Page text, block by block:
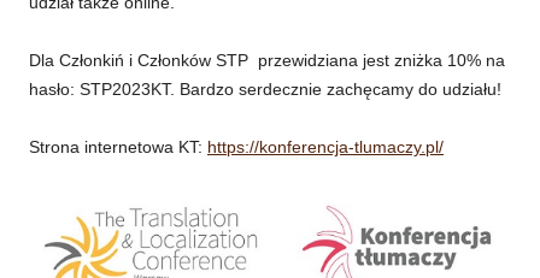
Dla Członkiń i Członków STP przewidziana jest zniżka 10% na
hasło: STP2023KT. Bardzo serdecznie zachęcamy do udziału!
Strona internetowa KT: https://konferencja-tlumaczy.pl/